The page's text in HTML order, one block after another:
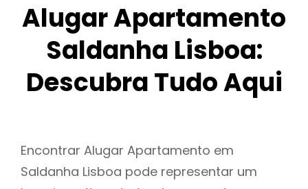
Alugar Apartamento
Saldanha Lisboa:
Descubra Tudo Aqui
Encontrar Alugar Apartamento em
Saldanha Lisboa pode representar um